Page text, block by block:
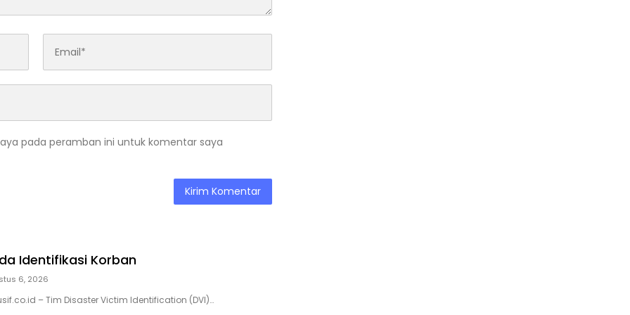
pada peramban ini untuk komentar saya
Identifikasi Korban
6, 2026
– Tim Disaster Victim Identification (DVI)…